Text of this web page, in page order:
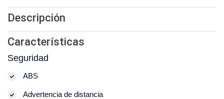
Descripción
Características
Seguridad
ABS
Advertencia de distancia